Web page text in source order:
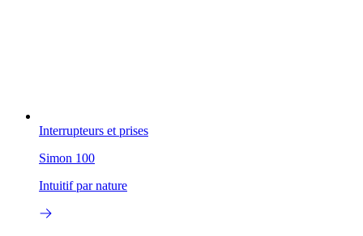
Interrupteurs et prises
Simon 100
Intuitif par nature